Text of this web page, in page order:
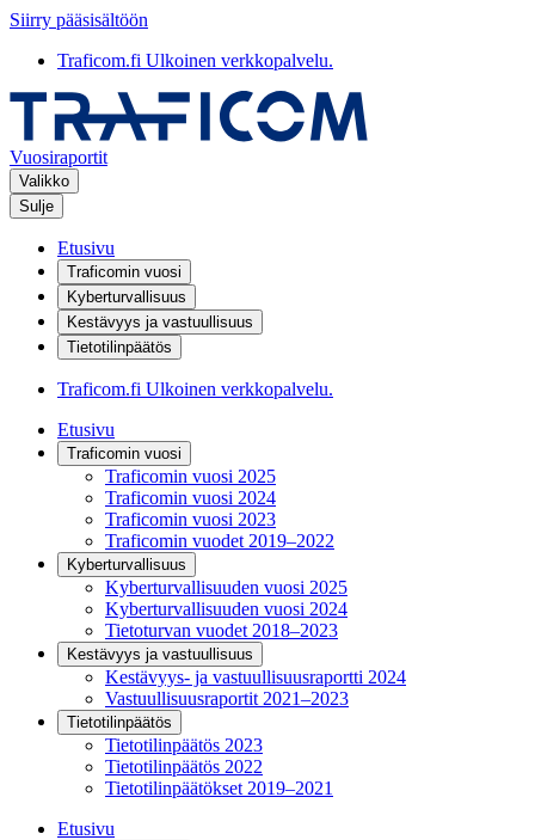
Siirry pääsisältöön
Traficom.fi Ulkoinen verkkopalvelu.
Vuosiraportit
Valikko
Sulje
Etusivu
Traficomin vuosi
Kyberturvallisuus
Kestävyys ja vastuullisuus
Tietotilinpäätös
Traficom.fi Ulkoinen verkkopalvelu.
Etusivu
Traficomin vuosi
Traficomin vuosi 2025
Traficomin vuosi 2024
Traficomin vuosi 2023
Traficomin vuodet 2019–2022
Kyberturvallisuus
Kyberturvallisuuden vuosi 2025
Kyberturvallisuuden vuosi 2024
Tietoturvan vuodet 2018–2023
Kestävyys ja vastuullisuus
Kestävyys- ja vastuullisuusraportti 2024
Vastuullisuusraportit 2021–2023
Tietotilinpäätös
Tietotilinpäätös 2023
Tietotilinpäätös 2022
Tietotilinpäätökset 2019–2021
Etusivu